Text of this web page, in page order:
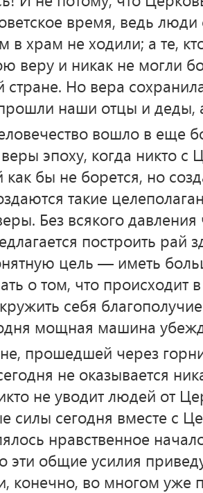
время, ведь
в храм не ходили; а те,
веру и никак не могли
Но вера
наши отцы и деды,
вошло в еще
эпоху, когда никто с
как бы не борется, но
такие
Без всякого
построить рай
цель — иметь
о том, что происходит
себя
мощная машина
прошедшей через
не оказывается
не уводит людей от
силы сегодня вместе с
нравственное
эти общие усилия
конечно, во многом уже